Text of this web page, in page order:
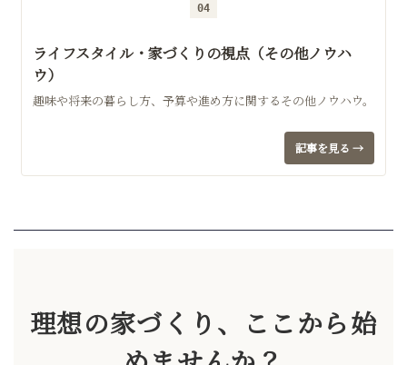
04
ライフスタイル・家づくりの視点（その他ノウハ
ウ）
趣味や将来の暮らし方、予算や進め方に関するその他ノウハウ。
記事を見る →
理想の家づくり、ここから始